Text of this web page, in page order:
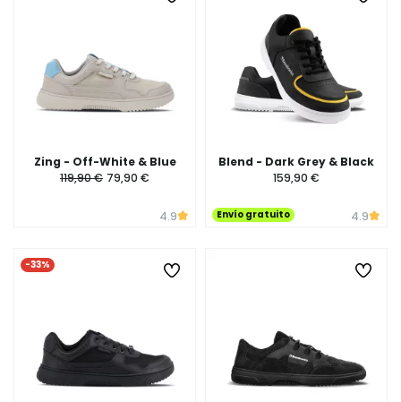
Zing - Off-White & Blue
119,90 € 79,90 €
4.9
Blend - Dark Grey & Black
159,90 €
Envío gratuito 4.9
-33%